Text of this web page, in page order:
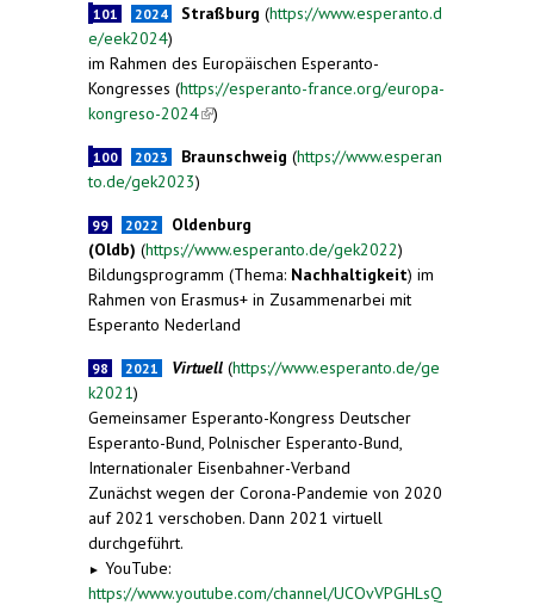
101 2024 Straßburg (https://www.esperanto.d
e/eek2024)
im Rahmen des Europäischen Esperanto-
Kongresses (https://esperanto-france.org/europa-
kongreso-2024(link is external)
)
100 2023 Braunschweig (https://www.esperan
to.de/gek2023)
99 2022
Oldenburg
(Oldb) (https://www.esperanto.de/gek2022)
Bildungsprogramm (Thema: Nachhaltigkeit) im
Rahmen von Erasmus+ in Zusammenarbei mit
Esperanto Nederland
98 2021 Virtuell (https://www.esperanto.de/ge
k2021)
Gemeinsamer Esperanto-Kongress Deutscher
Esperanto-Bund, Polnischer Esperanto-Bund,
Internationaler Eisenbahner-Verband
Zunächst wegen der Corona-Pandemie von 2020
auf 2021 verschoben. Dann 2021 virtuell
durchgeführt.
► YouTube:
https://www.youtube.com/channel/UCOvVPGHLsQ